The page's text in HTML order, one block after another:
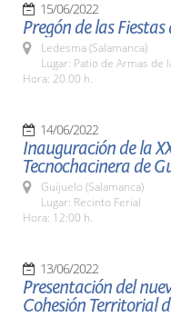
15/06/2022
Pregón de las
Ledesma (Salamanca)
Lugar: Patio de Armas de
Hora: 20.00 h.
14/06/2022
Inauguración de la
Tecnochacinera de
Guijuelo (Salamanca)
Lugar: Recinto Ferial
Hora: 12:00 h.
13/06/2022
Presentación del
Cohesión Territorial